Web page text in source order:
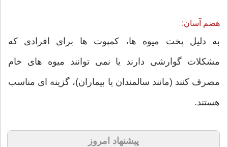
هضم آسان:
به دلیل پخت میوه ها، کمپوت ها برای افرادی که
مشکلات گوارشی دارند یا نمی توانند میوه های خام
مصرف کنند (مانند سالمندان یا بیماران)، گزینه ای مناسب
هستند.
پیشنهاد امروز